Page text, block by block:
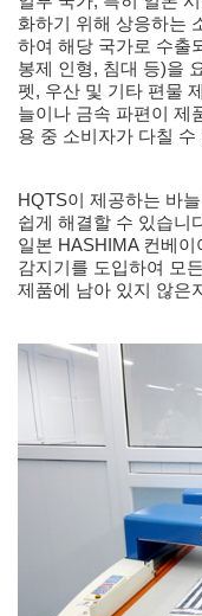
화하기 위해 상응하는
하여 해당 국가로 수출
봉제 인형, 침대 등)을
펫, 우산 및 기타 편물
늘이나 금속 파편이 제
용 중 소비자가 다칠 수
HQTS이 제공하는 바
쉽게 해결할 수 있습니
일본 HASHIMA 컨베
감지기를 도입하여 모
제품에 남아 있지 않은